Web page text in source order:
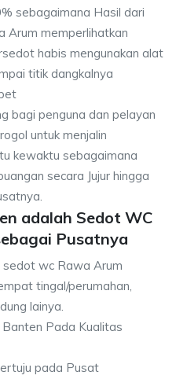
sebagaimana Hasil dari
Arum memperlihatkan
habis mengunakan alat
titik dangkalnya
bagi penguna dan pelayan
untuk menjalin
kewaktu sebagaimana
secara Jujur hingga
adalah Sedot WC
Pusatnya
sedot wc Rawa Arum
tingal/perumahan,
lainya.
Pada Kualitas
pada Pusat